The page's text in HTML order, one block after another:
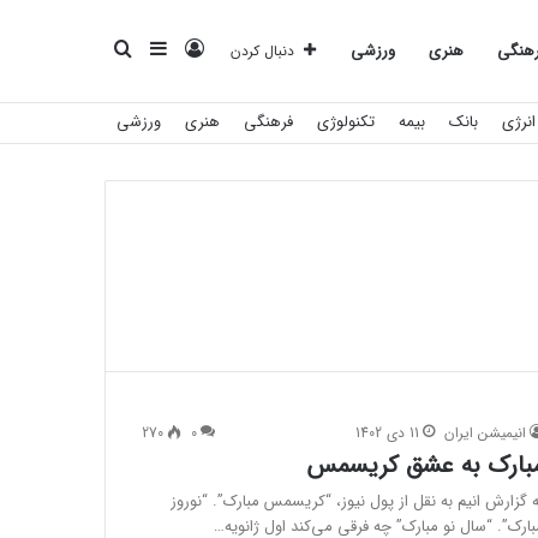
هنری ورزشی
برای
سایدبار ورود دنبال کردن
انرژی بانک بیمه تکنولوژی فرهنگی هنری ورزشی
انیمیشن ایران 11 دی 1402 0
270
به عشق کریسمس
گزارش انیم به نقل از پول نیوز، “کریسمس مبارک”. “نوروز
“سال نو مبارک” چه فرقی می‌کند اول ژانویه…